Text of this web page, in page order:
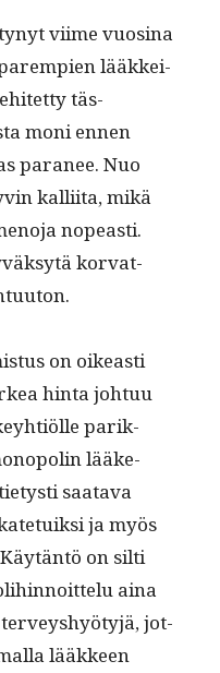
viime vuosi­na
lääkkei­
täs­
moni ennen
para­nee. Nuo
kalli­ita, mikä
nopeasti.
kor­vat­
on oikeasti
hin­ta johtuu
parik­
lääke­
saata­va
ja myös
on silti
aina
ter­veyshyö­tyjä, jot­
lääk­keen